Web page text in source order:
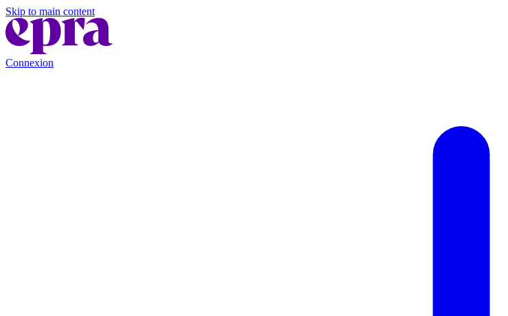
Skip to main content
Connexion